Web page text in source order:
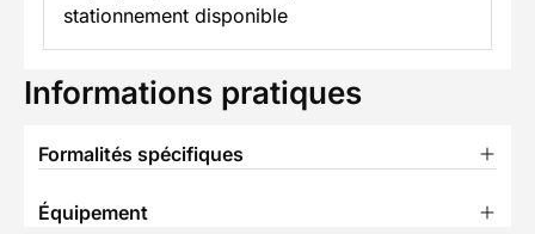
stationnement disponible
Informations pratiques
Formalités spécifiques
Équipement